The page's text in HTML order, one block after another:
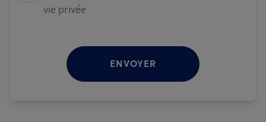
vie privée
ENVOYER